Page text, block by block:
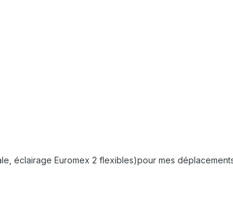
éclairage Euromex 2 flexibles)pour mes